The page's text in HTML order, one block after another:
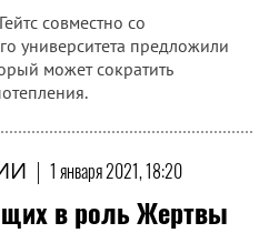
совместно со
университета предложили
может сократить
| 1 января 2021, 18:20
в роль Жертвы